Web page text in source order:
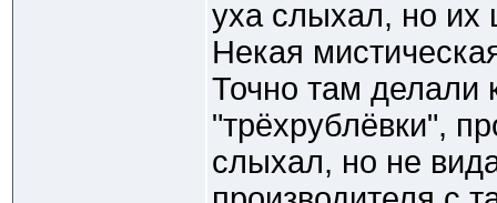
уха слыхал, но их
Некая
Точно там делали
"трёхрублёвки",
слыхал, но не